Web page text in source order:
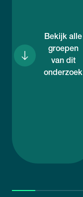
Bekijk alle
groepen
van dit
onderzoek